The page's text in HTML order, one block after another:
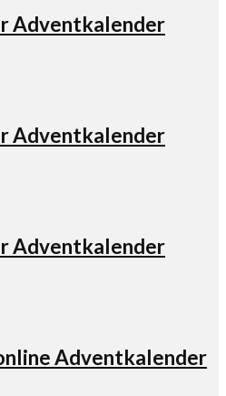
Adventkalender
Adventkalender
Adventkalender
Adventkalender